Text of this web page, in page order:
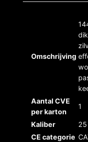
Omschrijving
Aantal CVE
per karton
1
Kaliber
25
CE categorie